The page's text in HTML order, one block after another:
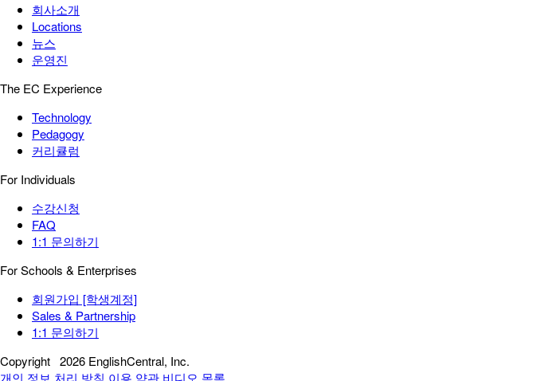
회사소개
Locations
뉴스
운영진
The EC Experience
Technology
Pedagogy
커리큘럼
For Individuals
수강신청
FAQ
1:1 문의하기
For Schools & Enterprises
회원가입 [학생계정]
Sales & Partnership
1:1 문의하기
Copyright 2026 EnglishCentral, Inc.